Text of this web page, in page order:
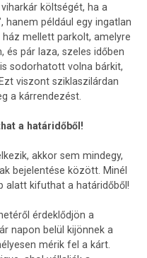
költségét, ha a
hanem például egy ingatlan
mellett parkolt, amelyre
és pár laza, szeles időben
sodorhatott volna bárkit,
viszont sziklaszilárdan
a kárrendezést.
a határidőből!
akkor sem mindegy,
bejelentése között. Minél
alatt kifuthat a határidőből!
érdeklődjön a
napon belül kijönnek a
mérik fel a kárt.